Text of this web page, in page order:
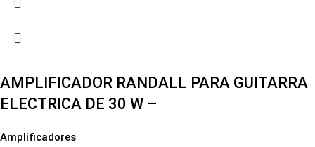
AMPLIFICADOR RANDALL PARA GUITARRA
ELECTRICA DE 30 W –
Amplificadores